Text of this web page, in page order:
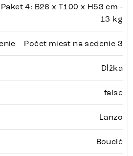
Paket 4: B26 x T100 x H53 cm -
13 kg
Počet miest na sedenie 3
Dĺžka
false
Lanzo
Bouclé